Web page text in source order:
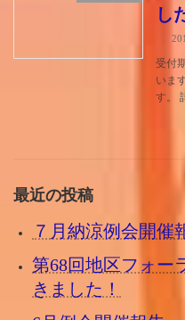
し
受付
いま
す。
最近の投稿
７月納涼例会開催
第68回地区フォー
きました！